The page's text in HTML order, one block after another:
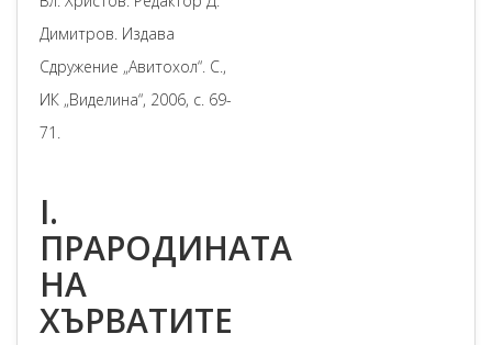
Димитров. Издава
Сдружение „Авитохол“. С.,
ИК „Виделина“, 2006, с. 69-
71.
I.
ПРАРОДИНАТА
НА
ХЪРВАТИТЕ